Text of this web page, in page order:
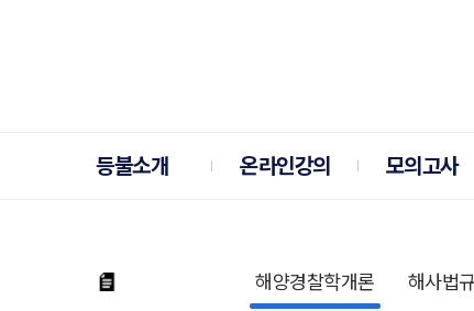
등불소개 온라인강의 모의고사
해양경찰학개론 해사법